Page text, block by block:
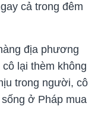
cả trong đêm
địa phương
lại thèm không
trong người, cô
ở Pháp mua